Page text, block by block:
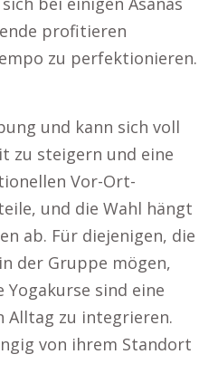
profitieren
zu perfektionieren.
und kann sich voll
zu steigern und eine
Vor-Ort-
und die Wahl hängt
ab. Für diejenigen, die
der Gruppe mögen,
sind eine
Alltag zu integrieren.
von ihrem Standort